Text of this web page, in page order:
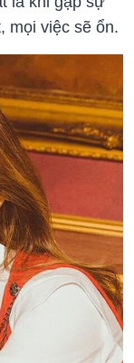
mọi việc sẽ ổn.